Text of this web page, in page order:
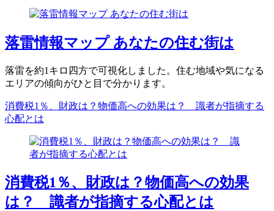
落雷情報マップ あなたの住む街は
落雷を約1キロ四方で可視化しました。住む地域や気になる
エリアの傾向がひと目で分かります。
消費税1％、財政は？物価高への効果は？ 識者が指摘する
心配とは
消費税1％、財政は？物価高への効果
は？ 識者が指摘する心配とは